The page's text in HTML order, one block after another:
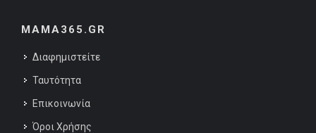
MAMA365.GR
Διαφημιστείτε
Ταυτότητα
Επικοινωνία
Όροι Χρήσης